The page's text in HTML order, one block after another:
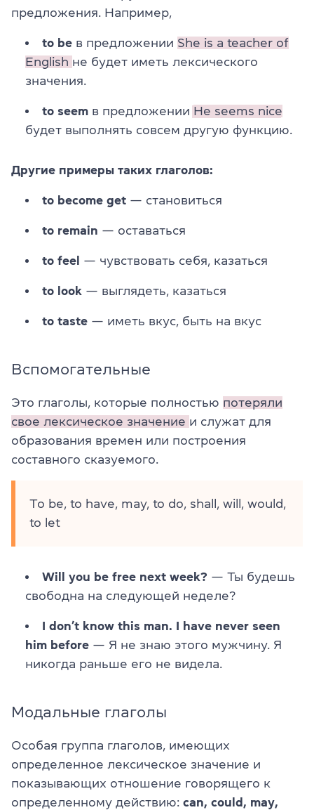
предложения. Например,
to be в предложении She is a teacher of
English не будет иметь лексического
значения.
to seem в предложении He seems nice
будет выполнять совсем другую функцию.
Другие примеры таких глаголов:
to become get — становиться
to remain — оставаться
to feel — чувствовать себя, казаться
to look — выглядеть, казаться
to taste — иметь вкус, быть на вкус
Вспомогательные
Это глаголы, которые полностью потеряли
свое лексическое значение и служат для
образования времен или построения
составного сказуемого.
To be, to have, may, to do, shall, will, would,
to let
Will you be free next week? — Ты будешь
свободна на следующей неделе?
I don’t know this man. I have never seen
him before — Я не знаю этого мужчину. Я
никогда раньше его не видела.
Модальные глаголы
Особая группа глаголов, имеющих
определенное лексическое значение и
показывающих отношение говорящего к
определенному действию: can, could, may,